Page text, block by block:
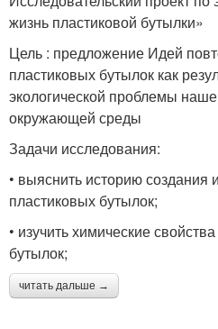
жизнь пластиковой бутылки»
Цель : предложение Идей
пластиковых бутылок как
экологической проблемы
окружающей среды
Задачи исследования:
• выяснить историю создания
пластиковых бутылок;
• изучить химические
бутылок;
читать дальше →